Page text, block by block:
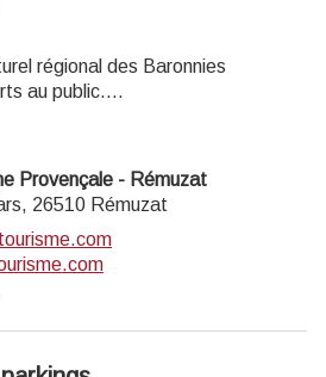
régional des Baronnies
au public.
14h à 18h, et les dimanches de
18h
Provençale - Rémuzat
26510 Rémuzat